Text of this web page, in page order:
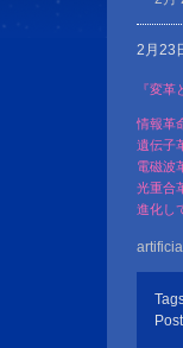
2月23
『変革
情報革
遺伝子
電磁波
光重合
進化し